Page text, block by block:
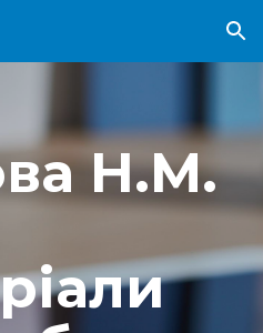
Skip to navigation
Н.М.